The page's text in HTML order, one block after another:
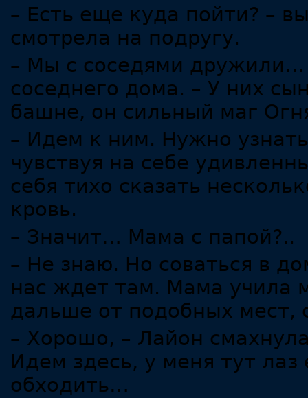
– Есть еще куда пойти? –
смотрела на подругу.
– Мы с соседями дружили…
соседнего дома. – У них
башне, он сильный маг
– Идем к ним. Нужно
чувствуя на себе
себя тихо сказать
кровь.
– Значит… Мама с папой?..
– Не знаю. Но соваться в
нас ждет там. Мама учила
дальше от подобных мест,
– Хорошо, – Лайон
Идем здесь, у меня тут
обходить…